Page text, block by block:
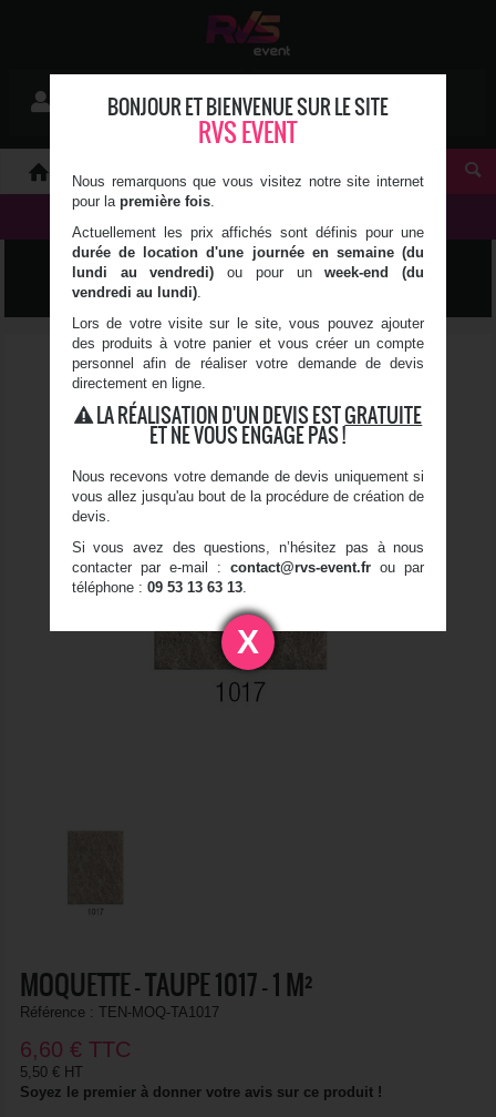
Se connecter
0 article(s)
TENTE DE RÉCEPTION
MOQUETTE - TAUPE 1017 - 1 M²
Référence :TEN-MOQ-TA1017
6,60 € TTC
5,50 € HT
Soyez le premier à donner votre avis sur ce produit !
X
BONJOUR ET BIENVENUE SUR LE SITE
RVS EVENT
Nous remarquons que vous visitez notre site internet
pour la première fois.
Actuellement les prix affichés sont définis pour une
durée de location d'une journée en semaine (du
lundi au vendredi) ou pour unweek-end (du
vendredi au lundi).
Lors de votre visite sur le site, vous pouvez ajouter
des produits à votre panier et vous créer un compte
personnel afin de réaliser votre demande de devis
directement en ligne.
LA RÉALISATION D'UN DEVIS ESTGRATUITE
ET NE VOUS ENGAGE PAS !
Nous recevons votre demande de devis uniquement si
vous allez jusqu'au bout de la procédure de création de
devis.
Si vous avez des questions, n’hésitez pas à nous
contacter par e-mail :contact@rvs-event.fr ou par
téléphone : 09 53 13 63 13.